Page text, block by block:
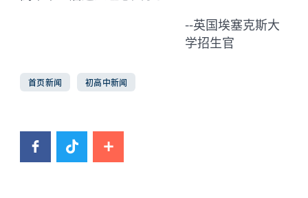
--英国埃塞克斯大
学招生官
首页新闻 初高中新闻